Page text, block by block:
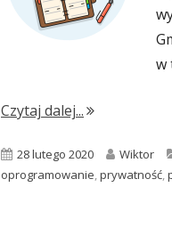
w
Czytaj dalej..."#008:
Opublikowano
28 lutego 2020 Autor
Wiktor
oprogramowanie,prywatność,